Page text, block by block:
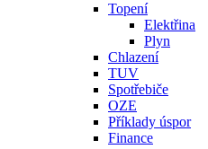
Topení
Elektřina
Plyn
Chlazení
TUV
Spotřebiče
OZE
Příklady úspor
Finance